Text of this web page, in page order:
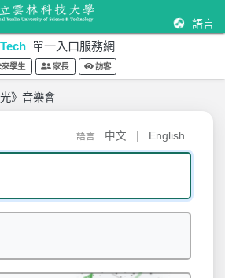
語言
Tech 單一入口服務網
學生 家長 訪客
》音樂會
語言 中文 English